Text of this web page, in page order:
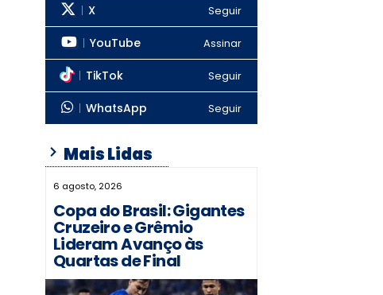
X Seguir
YouTube Assinar
TikTok Seguir
WhatsApp Seguir
Mais Lidas
6 agosto, 2026
Copa do Brasil: Gigantes
Cruzeiro e Grêmio
Lideram Avanço às
Quartas de Final